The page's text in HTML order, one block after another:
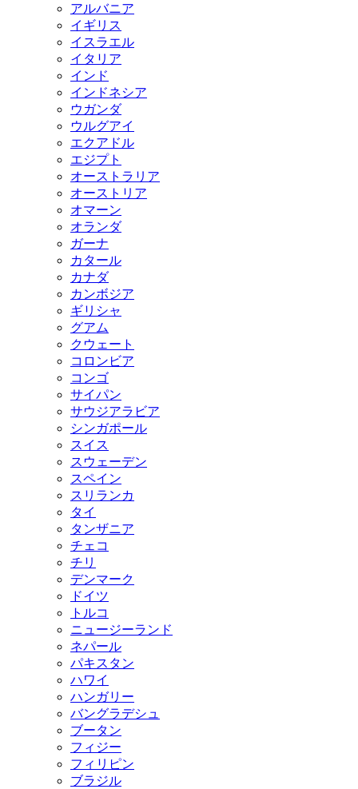
アルバニア
イギリス
イスラエル
イタリア
インド
インドネシア
ウガンダ
ウルグアイ
エクアドル
エジプト
オーストラリア
オーストリア
オマーン
オランダ
ガーナ
カタール
カナダ
カンボジア
ギリシャ
グアム
クウェート
コロンビア
コンゴ
サイパン
サウジアラビア
シンガポール
スイス
スウェーデン
スペイン
スリランカ
タイ
タンザニア
チェコ
チリ
デンマーク
ドイツ
トルコ
ニュージーランド
ネパール
パキスタン
ハワイ
ハンガリー
バングラデシュ
ブータン
フィジー
フィリピン
ブラジル